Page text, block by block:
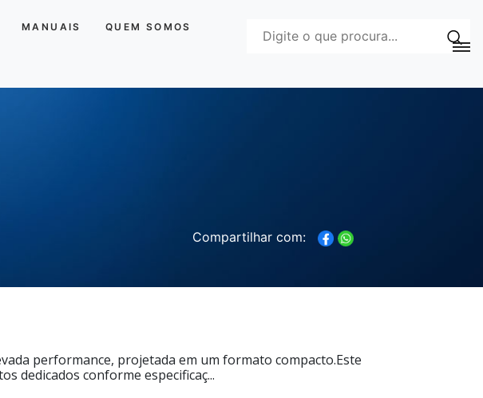
MANUAIS
QUEM SOMOS
Compartilhar com:
performance, projetada em um formato compacto.Este
dedicados conforme especificaç...